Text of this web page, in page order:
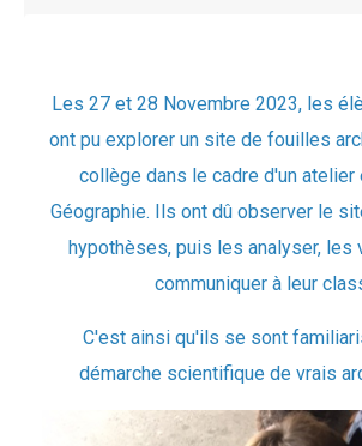
Les 27 et 28 Novembre 2023, les
ont pu explorer un site de fouilles
collège dans le cadre d'un atelier
Géographie. Ils ont dû observer le
hypothèses, puis les analyser, les
communiquer à leur
C'est ainsi qu'ils se sont
démarche scientifique de vrais